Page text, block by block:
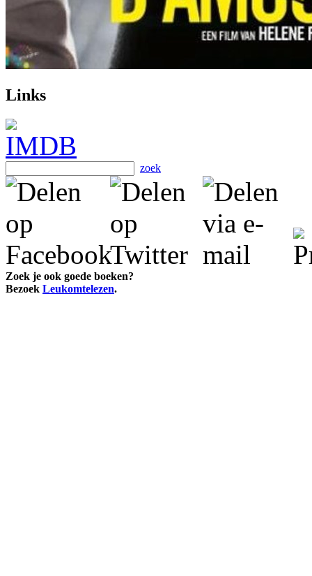
Links
zoek
Zoek je ook goede boeken?
Bezoek Leukomtelezen.